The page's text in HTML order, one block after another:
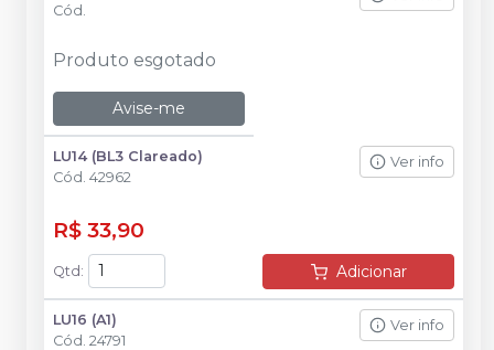
Cód.
Produto esgotado
Avise-me
LU14 (BL3 Clareado)
Cód. 42962
Ver info
R$ 33,90
Qtd: Adicionar
LU16 (A1)
Cód. 24791
Ver info